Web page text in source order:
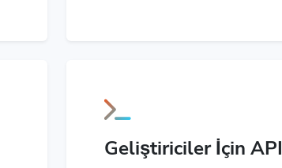
Geliştiriciler İçin API